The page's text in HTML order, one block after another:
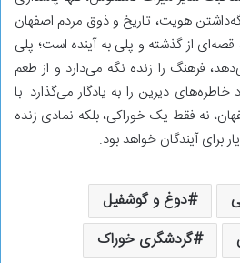
هویت، تاریخ و ذوق مردم اصفهان
از گذشته و پلی به آینده است؛ پلی
فرهنگ را زنده نگه می‌دارد و از طعم
دیرین را به یادگار می‌گذارد. با
نه فقط یک خوراکی، بلکه نمادی زنده
برای آیندگان خواهد بود.
دوغ و گوشفیل
گردشگری خوراک